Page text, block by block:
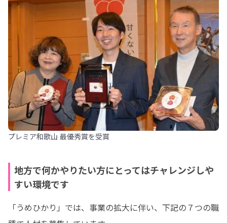
プレミア和歌山 最優秀賞を受賞
地方で何かやりたい方にとってはチャレンジしや
すい環境です
「うめひかり」では、事業の拡大に伴い、下記の７つの職